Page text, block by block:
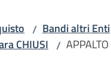
/ Bandi altri Enti
CHIUSI /